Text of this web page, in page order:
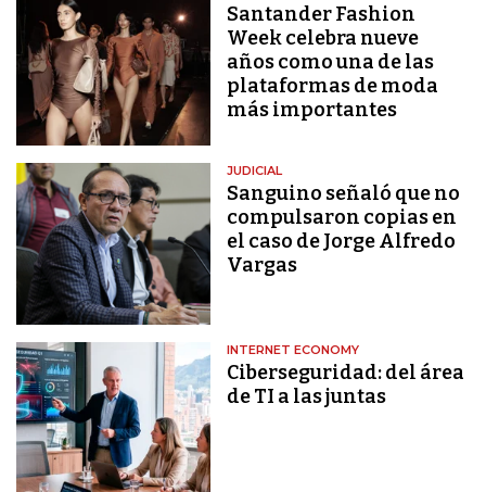
Santander Fashion
Week celebra nueve
años como una de las
plataformas de moda
más importantes
JUDICIAL
Sanguino señaló que no
compulsaron copias en
el caso de Jorge Alfredo
Vargas
INTERNET ECONOMY
Ciberseguridad: del área
de TI a las juntas